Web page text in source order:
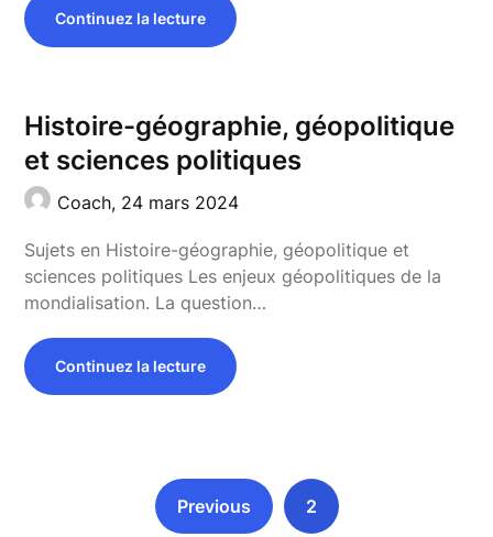
Continuez la lecture
Histoire-géographie, géopolitique
et sciences politiques
Coach, 24 mars 2024
Sujets en Histoire-géographie, géopolitique et
sciences politiques Les enjeux géopolitiques de la
mondialisation. La question…
Continuez la lecture
Previous 2